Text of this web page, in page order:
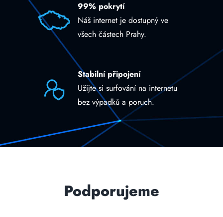
99% pokrytí
Náš internet je dostupný ve
všech částech Prahy.
Stabilní připojení
Užijte si surfování na internetu
bez výpadků a poruch.
Podporujeme